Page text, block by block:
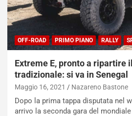
OFF-ROAD PRIMO PIANO RALLY
Extreme E, pronto a ripartire
tradizionale: si va in Senegal
Maggio 16, 2021 Nazareno Bastone
Dopo la prima tappa disputata nel
arrivo la seconda gara del